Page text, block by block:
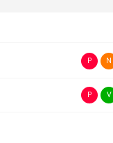
P N
P V